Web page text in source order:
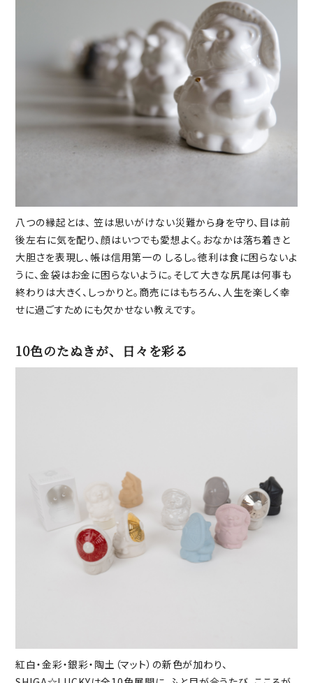
八つの縁起とは、 笠は思いがけない災難から身を守り、目は前
後左右に気を配り、顔はいつでも愛想よく。おなかは落ち着きと
大胆さを表現し、帳は信用第一の しるし。徳利は食に困らないよ
うに、金袋はお金に困らないように。そして大きな尻尾は何事も
終わりは大きく、しっかりと。商売にはもちろん、人生を楽しく幸
せに過ごすためにも欠かせない教えです。
10色のたぬきが、日々を彩る
紅白・金彩・銀彩・陶土（マット）の新色が加わり、